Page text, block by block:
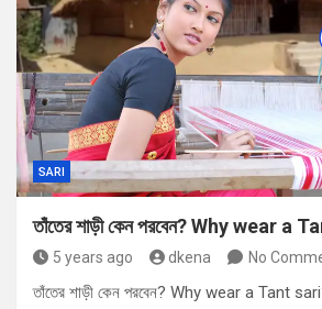
SARI
তাঁতের শাড়ী কেন পরবেন? Why wear a
5 years ago dkena No
তাঁতের শাড়ী কেন পরবেন? Why wear a Tant sari?